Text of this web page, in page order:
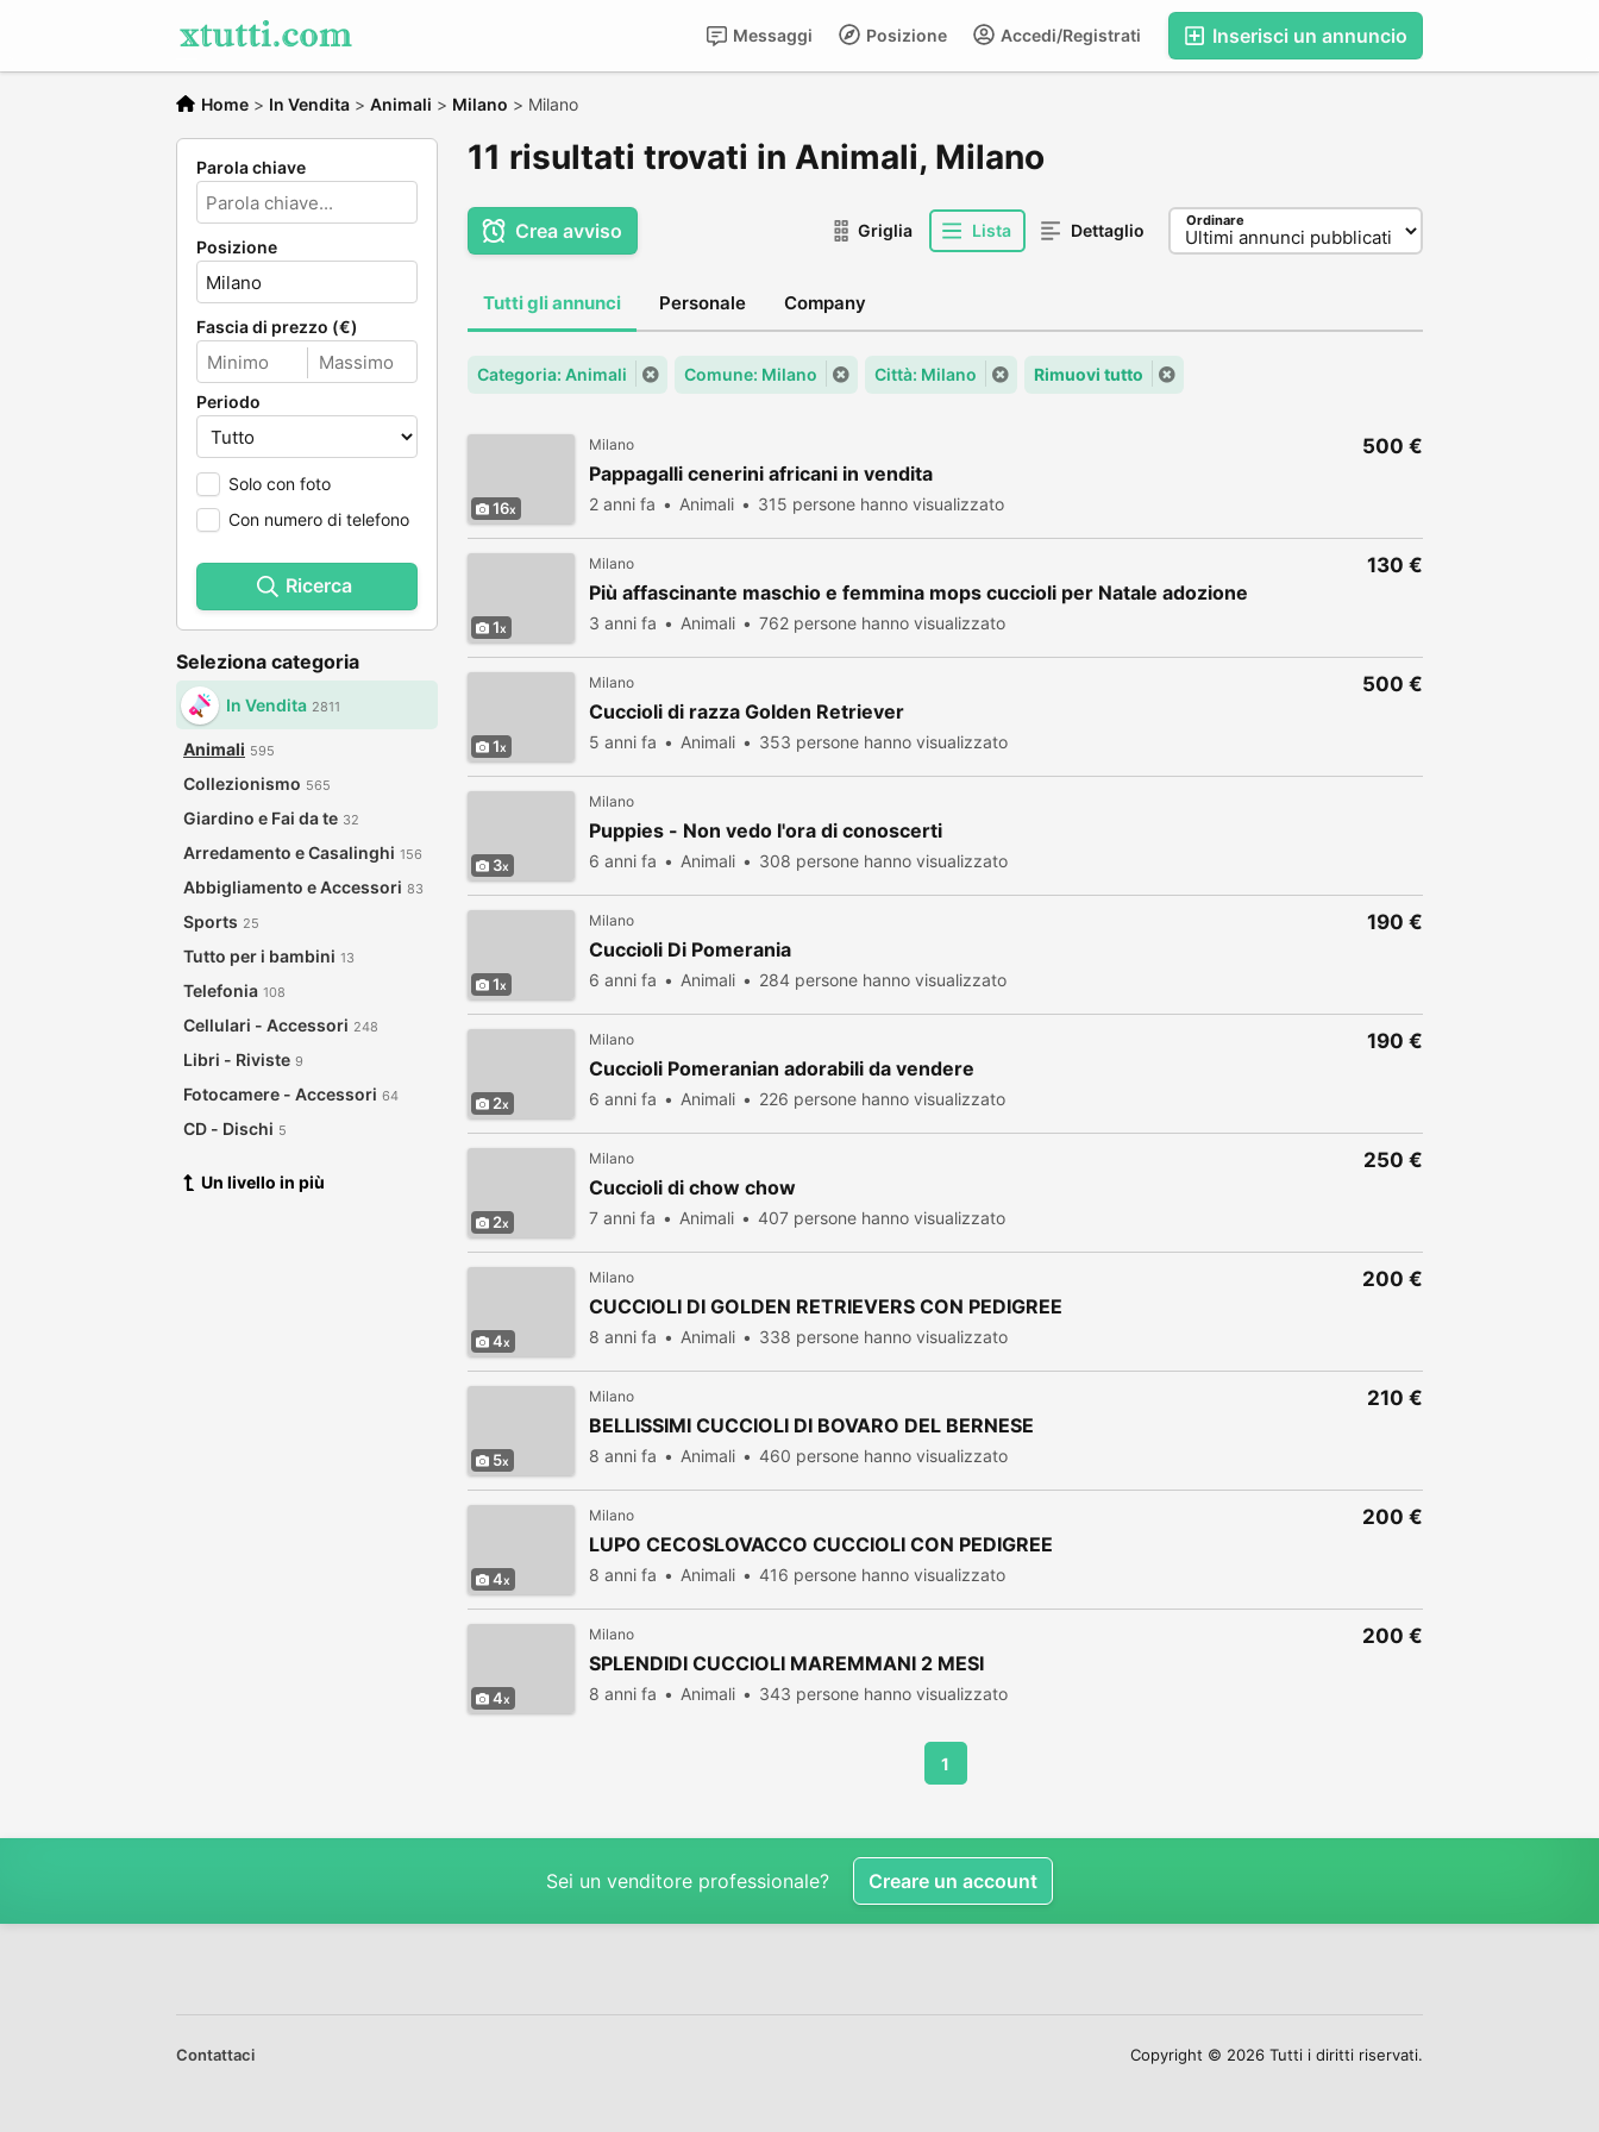
Inserisci un annuncio
Accedi/Registrati
Posizione
Messaggi
Home > In Vendita > Animali > Milano > Milano
Parola chiave
Posizione
Fascia di prezzo (€)
Periodo
Solo con foto
Con numero di telefono
Ricerca
Seleziona categoria
In Vendita 2811
Animali 595
Collezionismo 565
Giardino e Fai da te 32
Arredamento e Casalinghi 156
Abbigliamento e Accessori 83
Sports 25
Tutto per i bambini 13
Telefonia 108
Cellulari - Accessori 248
Libri - Riviste 9
Fotocamere - Accessori 64
CD - Dischi 5
Computer - Hardware
Un livello in più
11 risultati trovati in Animali, Milano
Crea avviso Griglia Lista Dettaglio Ordinare
Tutti gli annunci Personale Company
Categoria: Animali Comune: Milano Città: Milano Rimuovi tutto
16
Milano
Pappagalli cenerini africani in vendita
2 anni fa Animali 315 persone hanno visualizzato
500 €
1
Milano
Più affascinante maschio e femmina mops cuccioli per Natale adozione
3 anni fa Animali 762 persone hanno visualizzato
130 €
1
Milano
Cuccioli di razza Golden Retriever
5 anni fa Animali 353 persone hanno visualizzato
500 €
3
Milano
Puppies - Non vedo l'ora di conoscerti
6 anni fa Animali 308 persone hanno visualizzato
1
Milano
Cuccioli Di Pomerania
6 anni fa Animali 284 persone hanno visualizzato
190 €
2
Milano
Cuccioli Pomeranian adorabili da vendere
6 anni fa Animali 226 persone hanno visualizzato
190 €
2
Milano
Cuccioli di chow chow
7 anni fa Animali 407 persone hanno visualizzato
250 €
4
Milano
CUCCIOLI DI GOLDEN RETRIEVERS CON PEDIGREE
8 anni fa Animali 338 persone hanno visualizzato
200 €
5
Milano
BELLISSIMI CUCCIOLI DI BOVARO DEL BERNESE
8 anni fa Animali 460 persone hanno visualizzato
210 €
4
Milano
LUPO CECOSLOVACCO CUCCIOLI CON PEDIGREE
8 anni fa Animali 416 persone hanno visualizzato
200 €
4
Milano
SPLENDIDI CUCCIOLI MAREMMANI 2 MESI
8 anni fa Animali 343 persone hanno visualizzato
200 €
1
Sei un venditore professionale? Creare un account
Contattaci Copyright © 2026 Tutti i diritti riservati.